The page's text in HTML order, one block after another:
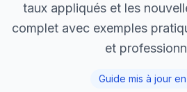
taux appliqués et les
complet avec exemples
et
Guide mis à jour